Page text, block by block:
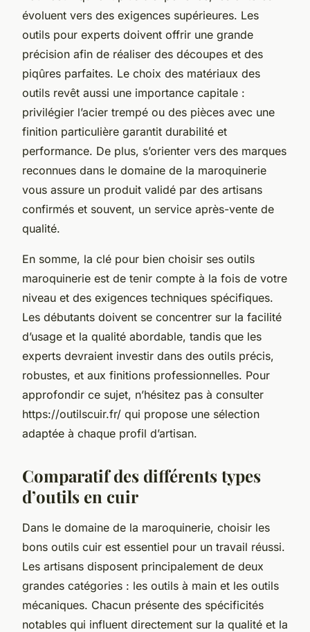
évoluent vers des exigences supérieures. Les
outils pour experts doivent offrir une grande
précision afin de réaliser des découpes et des
piqûres parfaites. Le choix des matériaux des
outils revêt aussi une importance capitale :
privilégier l’acier trempé ou des pièces avec une
finition particulière garantit durabilité et
performance. De plus, s’orienter vers des marques
reconnues dans le domaine de la maroquinerie
vous assure un produit validé par des artisans
confirmés et souvent, un service après-vente de
qualité.
En somme, la clé pour bien choisir ses outils
maroquinerie est de tenir compte à la fois de votre
niveau et des exigences techniques spécifiques.
Les débutants doivent se concentrer sur la facilité
d’usage et la qualité abordable, tandis que les
experts devraient investir dans des outils précis,
robustes, et aux finitions professionnelles. Pour
approfondir ce sujet, n’hésitez pas à consulter
https://outilscuir.fr/ qui propose une sélection
adaptée à chaque profil d’artisan.
Comparatif des différents types
d’outils en cuir
Dans le domaine de la maroquinerie, choisir les
bons outils cuir est essentiel pour un travail réussi.
Les artisans disposent principalement de deux
grandes catégories : les outils à main et les outils
mécaniques. Chacun présente des spécificités
notables qui influent directement sur la qualité et la